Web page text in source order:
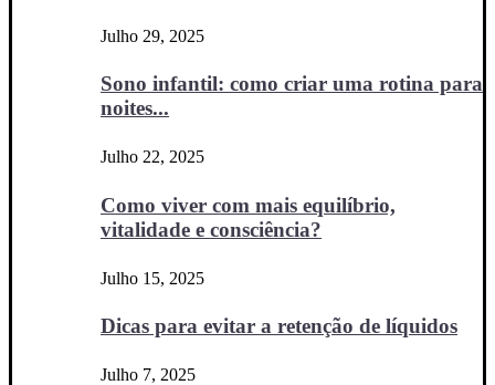
Julho 29, 2025
Sono infantil: como criar uma rotina para
noites...
Julho 22, 2025
Como viver com mais equilíbrio,
vitalidade e consciência?
Julho 15, 2025
Dicas para evitar a retenção de líquidos
Julho 7, 2025